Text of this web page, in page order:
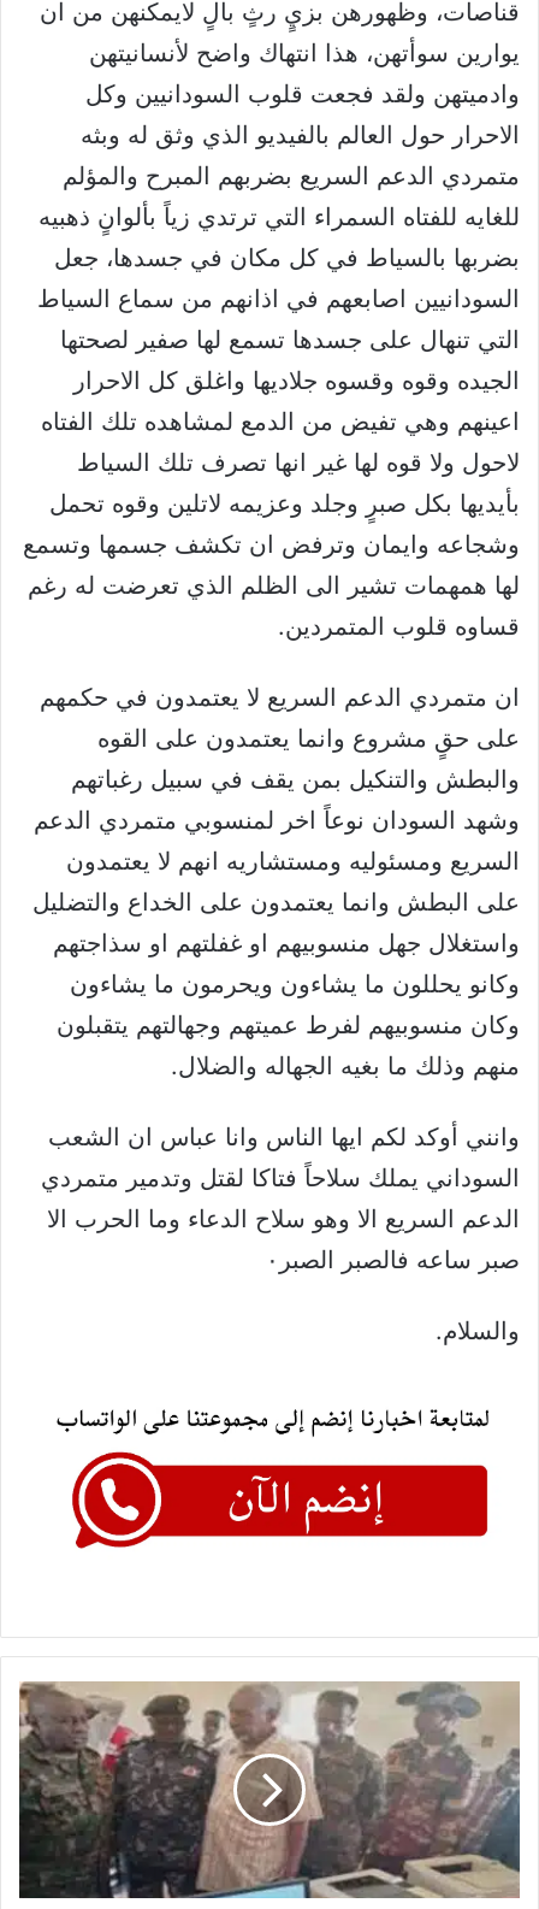
قناصات، وظهورهن بزيٍ رثٍ بالٍ لايمكنهن من ان
يوارين سوأتهن، هذا انتهاك واضح لأنسانيتهن
وادميتهن ولقد فجعت قلوب السودانيين وكل
الاحرار حول العالم بالفيديو الذي وثق له وبثه
متمردي الدعم السريع بضربهم المبرح والمؤلم
للغايه للفتاه السمراء التي ترتدي زياً بألوانٍ ذهبيه
بضربها بالسياط في كل مكان في جسدها، جعل
السودانيين اصابعهم في اذانهم من سماع السياط
التي تنهال على جسدها تسمع لها صفير لصحتها
الجيده وقوه وقسوه جلاديها واغلق كل الاحرار
اعينهم وهي تفيض من الدمع لمشاهده تلك الفتاه
لاحول ولا قوه لها غير انها تصرف تلك السياط
بأيديها بكل صبرٍ وجلد وعزيمه لاتلين وقوه تحمل
وشجاعه وايمان وترفض ان تكشف جسمها وتسمع
لها همهمات تشير الى الظلم الذي تعرضت له رغم
قساوه قلوب المتمردين.
ان متمردي الدعم السريع لا يعتمدون في حكمهم
على حقٍ مشروع وانما يعتمدون على القوه
والبطش والتنكيل بمن يقف في سبيل رغباتهم
وشهد السودان نوعاً اخر لمنسوبي متمردي الدعم
السريع ومسئوليه ومستشاريه انهم لا يعتمدون
على البطش وانما يعتمدون على الخداع والتضليل
واستغلال جهل منسوبيهم او غفلتهم او سذاجتهم
وكانو يحللون ما يشاءون ويحرمون ما يشاءون
وكان منسوبيهم لفرط عميتهم وجهالتهم يتقبلون
منهم وذلك ما بغيه الجهاله والضلال.
وانني أوكد لكم ايها الناس وانا عباس ان الشعب
السوداني يملك سلاحاً فتاكا لقتل وتدمير متمردي
الدعم السريع الا وهو سلاح الدعاء وما الحرب الا
صبر ساعه فالصبر الصبر٠
والسلام.
الجزيرة
تطمئن
علي
امتحانات
الشهادة
والوالي
يطلق